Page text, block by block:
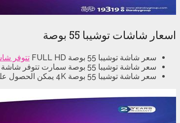
اسعار شاشات توشيبا 55 بوصة
سعر شاشة توشيبا 55 بوصة FULL HD تتوفر
سعر شاشة توشيبا 55 بوصة سمارت تتوفر شاشة توشيبا بحجم 55 بوصة سمارت TV و بدقة عالية FULL HD اليوم في المتاجر المصرية بسعر 8599 جنيه .
سعر شاشة توشيبا 55 بوصة 4K يمكن الحصول على شاشة توشيبا بحجم 55 بوصة سمارت TV بالرسيفر و بدقة 4K من المتاجر المصرية اليوم بسعر 8599 جنيه .